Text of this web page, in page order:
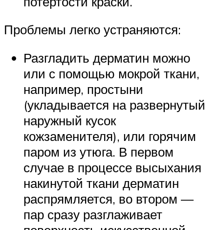
Проблемы легко устраняются:
Разгладить дерматин можно
или с помощью мокрой ткани,
например, простыни
(укладывается на развернутый
наружный кусок
кожзаменителя), или горячим
паром из утюга. В первом
случае в процессе высыхания
накинутой ткани дерматин
распрямляется, во втором —
пар сразу разглаживает